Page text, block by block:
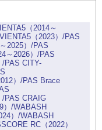
（2014～
（2023）/PAS
2025）/PAS
～2026）/PAS
/PAS CITY-
）/PAS Brace
/PAS CRAIG
）/WABASH
）/WABASH
RC（2022）